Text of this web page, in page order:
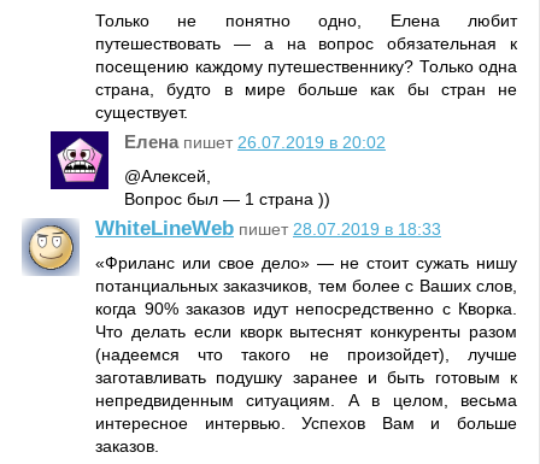
Только не понятно одно, Елена любит
путешествовать — а на вопрос обязательная к
посещению каждому путешественнику? Только одна
страна, будто в мире больше как бы стран не
существует.
Елена пишет 26.07.2019 в 20:02
@Алексей,
Вопрос был — 1 страна ))
WhiteLineWeb пишет 28.07.2019 в 18:33
«Фриланс или свое дело» — не стоит сужать нишу
потанциальных заказчиков, тем более с Ваших слов,
когда 90% заказов идут непосредственно с Кворка.
Что делать если кворк вытеснят конкуренты разом
(надеемся что такого не произойдет), лучше
заготавливать подушку заранее и быть готовым к
непредвиденным ситуациям. А в целом, весьма
интересное интервью. Успехов Вам и больше
заказов.